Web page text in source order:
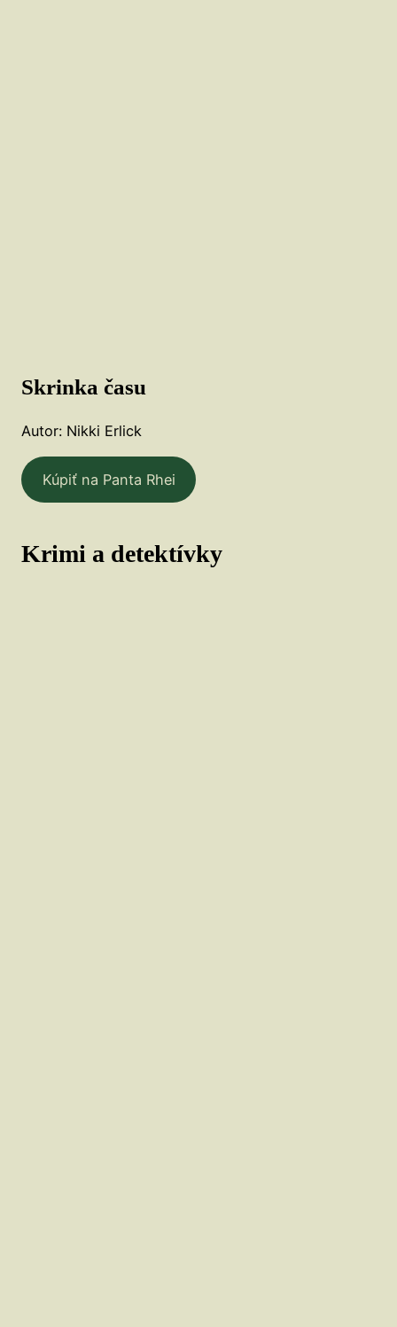
Skrinka času
Autor: Nikki Erlick
Kúpiť na Panta Rhei
Krimi a detektívky